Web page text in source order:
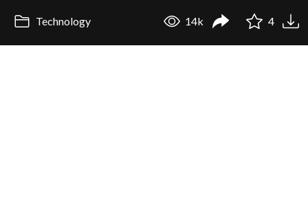
Technology 14k 4